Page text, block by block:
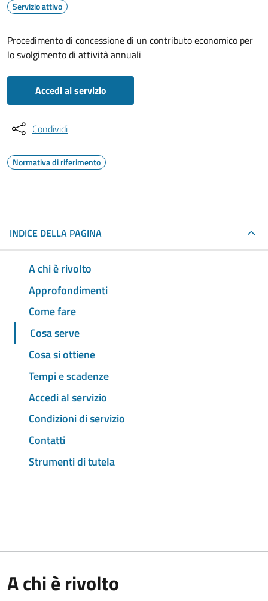
Servizio attivo
Procedimento di concessione di un contributo economico per
lo svolgimento di attività annuali
Accedi al servizio
Condividi
Normativa di riferimento
INDICE DELLA PAGINA
A chi è rivolto
Approfondimenti
Come fare
Cosa serve
Cosa si ottiene
Tempi e scadenze
Accedi al servizio
Condizioni di servizio
Contatti
Strumenti di tutela
A chi è rivolto